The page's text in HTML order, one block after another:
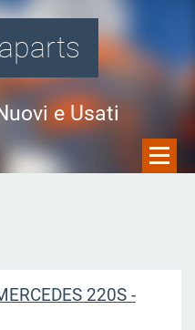
e Usati
220S -